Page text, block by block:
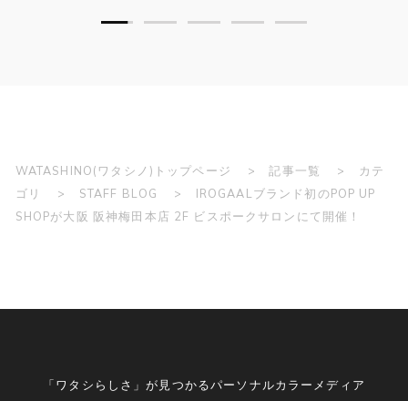
WATASHINO(ワタシノ)トップページ 記事一覧
カテ
ゴリ
STAFF BLOG
IROGAALブランド初のPOP UP
SHOPが大阪 阪神梅田本店 2F ビスポークサロンにて開催！
「ワタシらしさ」が見つかるパーソナルカラーメディア